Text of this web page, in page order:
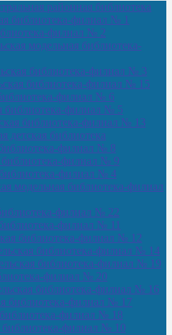
районная библиотека
библиотека-филиал № 1
филиал № 2
модельная библиотека-
библиотека-филиал № 3
библиотека-филиал № 15
филиал № 6
библиотека-филиал № 5
библиотека-филиал № 13
детская библиотека
библиотека-филиал № 8
библиотека-филиал № 9
филиал № 4
модельная библиотека-филиал
филиал № 22
филиал № 11
библиотека-филиал № 12
библиотека-филиал № 14
библиотека-филиал № 19
филиал № 20
библиотека-филиал № 16
библиотека-филиал № 17
филиал № 18
библиотека-филиал № 10